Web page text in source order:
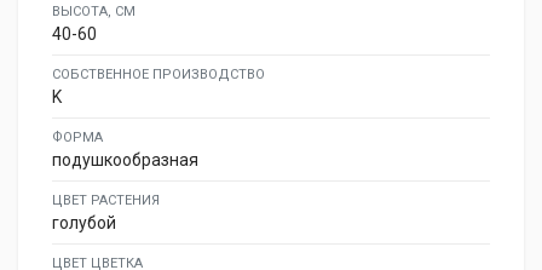
ВЫСОТА, СМ
40-60
СОБСТВЕННОЕ ПРОИЗВОДСТВО
K
ФОРМА
подушкообразная
ЦВЕТ РАСТЕНИЯ
голубой
ЦВЕТ ЦВЕТКА